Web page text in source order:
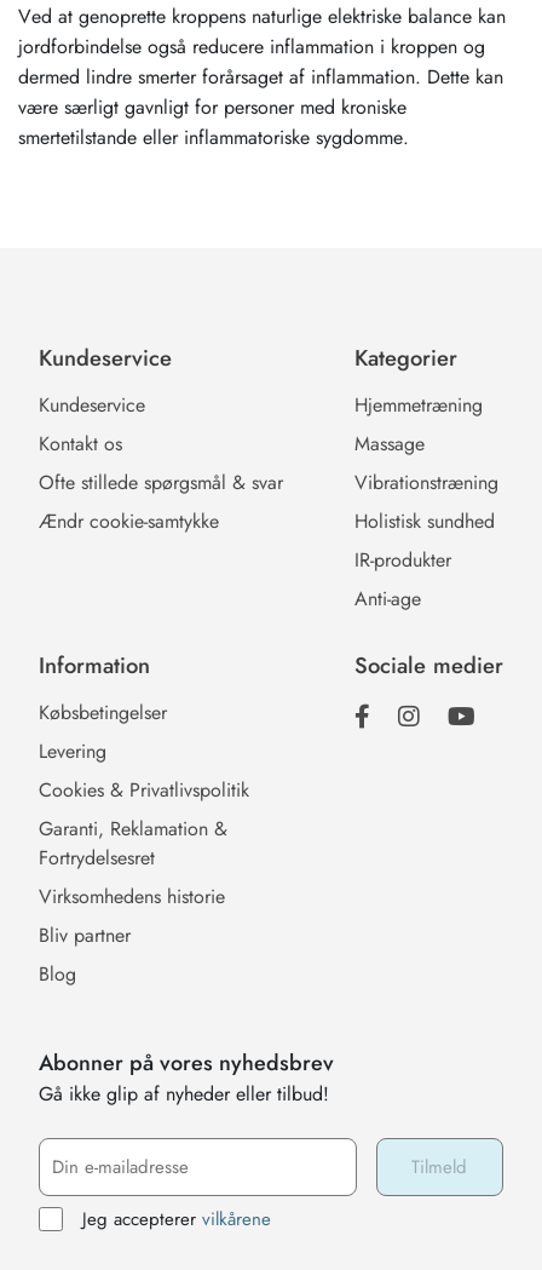
Ved at genoprette kroppens naturlige elektriske balance kan
jordforbindelse også reducere inflammation i kroppen og
dermed lindre smerter forårsaget af inflammation. Dette kan
være særligt gavnligt for personer med kroniske
smertetilstande eller inflammatoriske sygdomme.
Kundeservice
Kundeservice
Kontakt os
Ofte stillede spørgsmål & svar
Ændr cookie-samtykke
Kategorier
Hjemmetræning
Massage
Vibrationstræning
Holistisk sundhed
IR-produkter
Anti-age
Information
Købsbetingelser
Levering
Cookies & Privatlivspolitik
Garanti, Reklamation &
Fortrydelsesret
Virksomhedens historie
Bliv partner
Blog
Sociale medier
Abonner på vores nyhedsbrev
Gå ikke glip af nyheder eller tilbud!
Jeg accepterer vilkårene